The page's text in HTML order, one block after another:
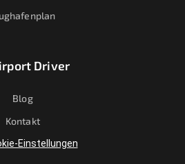
Driver
Blog
Kontakt
Einstellungen